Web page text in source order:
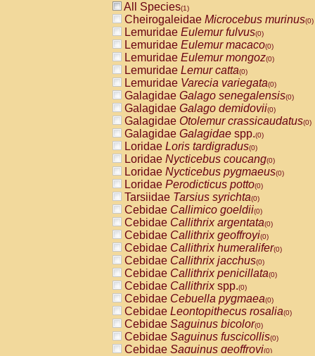
All Species(1)
Cheirogaleidae Microcebus murinus(0)
Lemuridae Eulemur fulvus(0)
Lemuridae Eulemur macaco(0)
Lemuridae Eulemur mongoz(0)
Lemuridae Lemur catta(0)
Lemuridae Varecia variegata(0)
Galagidae Galago senegalensis(0)
Galagidae Galago demidovii(0)
Galagidae Otolemur crassicaudatus(0)
Galagidae Galagidae spp.(0)
Loridae Loris tardigradus(0)
Loridae Nycticebus coucang(0)
Loridae Nycticebus pygmaeus(0)
Loridae Perodicticus potto(0)
Tarsiidae Tarsius syrichta(0)
Cebidae Callimico goeldii(0)
Cebidae Callithrix argentata(0)
Cebidae Callithrix geoffroyi(0)
Cebidae Callithrix humeralifer(0)
Cebidae Callithrix jacchus(0)
Cebidae Callithrix penicillata(0)
Cebidae Callithrixspp.(0)
Cebidae Cebuella pygmaea(0)
Cebidae Leontopithecus rosalia(0)
Cebidae Saguinus bicolor(0)
Cebidae Saguinus fuscicollis(0)
Cebidae Saguinus geoffroyi(0)